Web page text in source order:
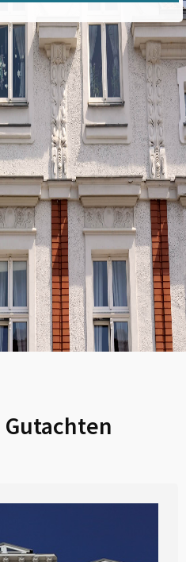
Gutachten